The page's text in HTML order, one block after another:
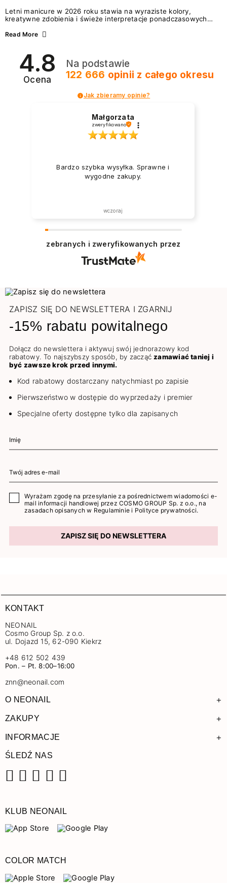
Letni manicure w 2026 roku stawia na wyraziste kolory,
kreatywne zdobienia i świeże interpretacje ponadczasowych
zarówno energetycznych odcieni inspirowanych wakacjami, jak
2026? Znajdź inspirację dla swojego manicure!
Read More
4.8
Ocena
Na podstawie
122 666 opinii z całego okresu
Jak zbieramy opinie?
Małgorzata
zweryfikowano
Bardzo szybka wysyłka. Sprawne i
wygodne zakupy.
wczoraj
zebranych i zweryfikowanych przez
ZAPISZ SIĘ DO NEWSLETTERA I ZGARNIJ
-15% rabatu powitalnego
Dołącz do newslettera i aktywuj swój jednorazowy kod
rabatowy. To najszybszy sposób, by zacząćzamawiać taniej i
być zawsze krok przed innymi.
Kod rabatowy dostarczany natychmiast po zapisie
Pierwszeństwo w dostępie do wyprzedaży i premier
Specjalne oferty dostępne tylko dla zapisanych
Wyrażam zgodę na przesyłanie za pośrednictwem wiadomości e-
mail informacji handlowej przez COSMO GROUP Sp. z o.o., na
zasadach opisanych w Regulaminie i Polityce prywatności.
ZAPISZ SIĘ DO NEWSLETTERA
KONTAKT
NEONAIL
Cosmo Group Sp. z o.o.
ul. Dojazd 15, 62-090 Kiekrz
+48 612 502 439
Pon. – Pt. 8:00–16:00
znn@neonail.com
O NEONAIL +
ZAKUPY +
INFORMACJE +
ŚLEDŹ NAS
KLUB NEONAIL
COLOR MATCH